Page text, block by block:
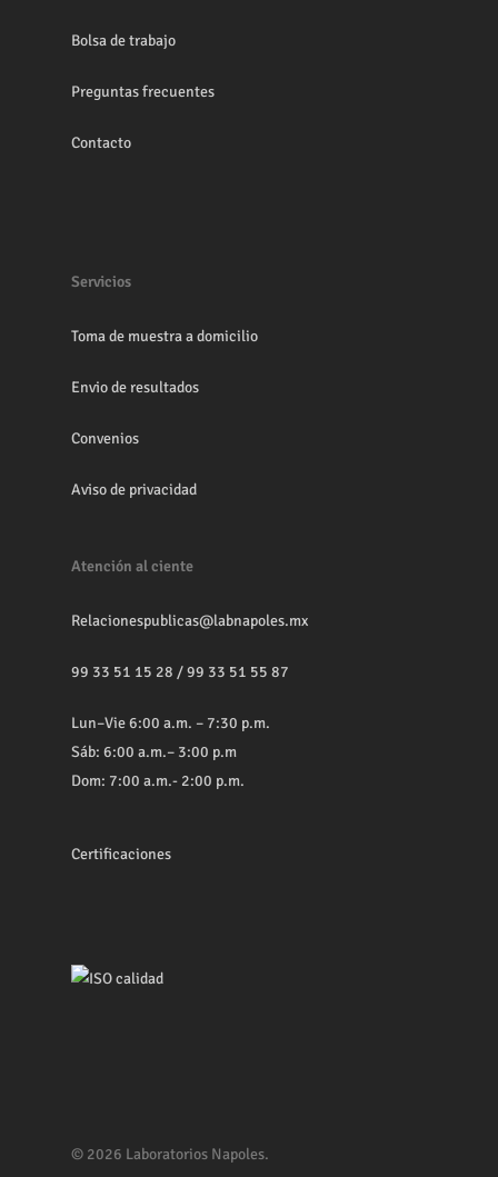
Bolsa de trabajo
Preguntas frecuentes
Contacto
Servicios
Toma de muestra a domicilio
Envio de resultados
Convenios
Aviso de privacidad
Atención al ciente
Relacionespublicas@labnapoles.mx
99 33 51 15 28 /99 33 51 55 87
Lun–Vie 6:00 a.m. – 7:30 p.m.
Sáb: 6:00 a.m.– 3:00 p.m
Dom: 7:00 a.m.- 2:00 p.m.
Certificaciones
© 2026 Laboratorios Napoles.